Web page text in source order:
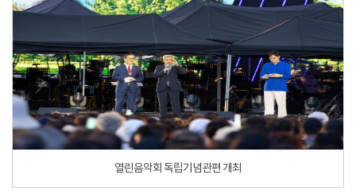
열린음악회 독립기념관편 개최